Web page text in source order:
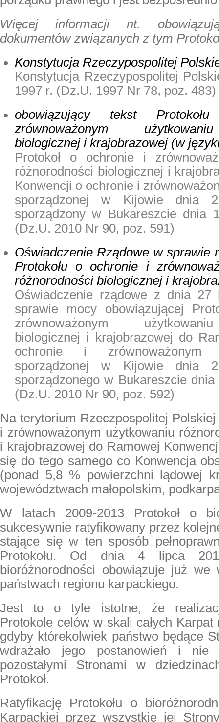
Więcej informacji nt.
dokumentów związanych z tym
Konstytucja Rzeczypospolitej
Konstytucja Rzeczypospolitej
1997 r. (Dz.U. 1997 Nr 78, poz. 483)
obowiązujący tekst
zrównoważonym
biologicznej i krajobrazowej (w
Protokoł o ochronie i
różnorodności biologicznej i
Konwencji o ochronie i
sporządzonej w Kijowie dnia
sporządzony w Bukareszcie dnia
(Dz.U. 2010 Nr 90, poz. 591)
Oświadczenie Rządowe w sprawie
Protokołu o ochronie i
różnorodności biologicznej i
Oświadczenie rządowe z dnia
sprawie mocy obowiązującej
zrównoważonym
biologicznej i krajobrazowej do
ochronie i zrównoważonym
sporządzonej w Kijowie dnia
sporządzonego w Bukareszcie
(Dz.U. 2010 Nr 90, poz. 592)
Na terytorium Rzeczpospolitej Polskiej
i zrównoważonym użytkowaniu
i krajobrazowej do Ramowej
się do tego samego co Konwencja
(ponad 5,8 % powierzchni lądowej
województwach małopolskim,
W latach 2009-2013 Protokoł o
sukcesywnie ratyfikowany przez
stające się w ten sposób
Protokołu. Od dnia 4 lipca
bioróżnorodności obowiązuje już we
państwach regionu karpackiego.
Jest to o tyle istotne, że
Protokole celów w skali całych Karpat
gdyby którekolwiek państwo będące
wdrażało jego postanowień i nie
pozostałymi Stronami w
Protokoł.
Ratyfikację Protokołu o
Karpackiej przez wszystkie jej